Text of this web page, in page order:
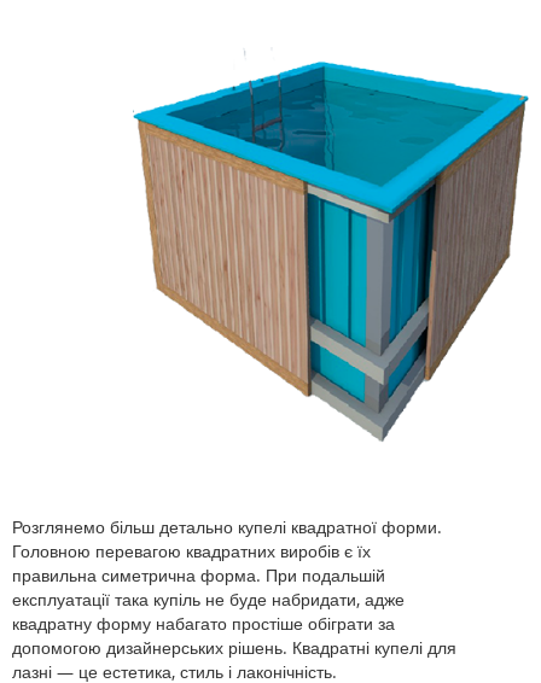
Розглянемо більш детально купелі квадратної форми.
Головною перевагою квадратних виробів є їх
правильна симетрична форма. При подальшій
експлуатації така купіль не буде набридати, адже
квадратну форму набагато простіше обіграти за
допомогою дизайнерських рішень. Квадратні купелі для
лазні — це естетика, стиль і лаконічність.